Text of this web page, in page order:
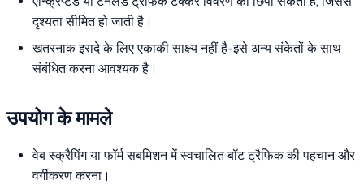
दृश्यता सीमित हो जाती है।
खतरनाक इरादे के लिए एकाकी साक्ष्य नहीं है-इसे अन्य संकेतों के साथ
संबंधित करना आवश्यक है।
उपयोग के मामले
वेब स्क्रैपिंग या फॉर्म सबमिशन में स्वचालित बॉट ट्रैफिक की पहचान और
वर्गीकरण करना।